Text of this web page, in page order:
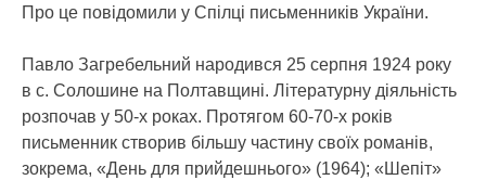
Про це повідомили у Спілці письменників України.
Павло Загребельний народився 25 серпня 1924 року
в с. Солошине на Полтавщині. Літературну діяльність
розпочав у 50-х роках. Протягом 60-70-х років
письменник створив більшу частину своїх романів,
зокрема, «День для прийдешнього» (1964); «Шепіт»